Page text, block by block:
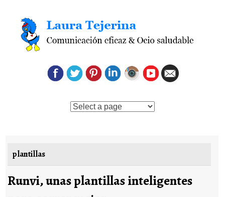
Saltar al contenido
plantillas
Runvi, unas plantillas inteligentes